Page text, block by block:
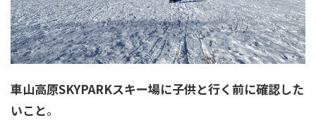
車山高原SKYPARKスキー場に子供と行く前に確認した
いこと。